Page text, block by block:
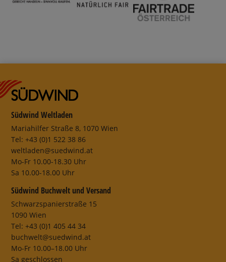
Südwind Weltladen
Mariahilfer Straße 8, 1070 Wien
Tel: +43 (0)1 522 38 86
weltladen@suedwind.at
Mo-Fr 10.00-18.30 Uhr
Sa 10.00-18.00 Uhr
Südwind Buchwelt und Versand
Schwarzspanierstraße 15
1090 Wien
Tel: +43 (0)1 405 44 34
buchwelt@suedwind.at
Mo-Fr 10.00–18.00 Uhr
Sa geschlossen